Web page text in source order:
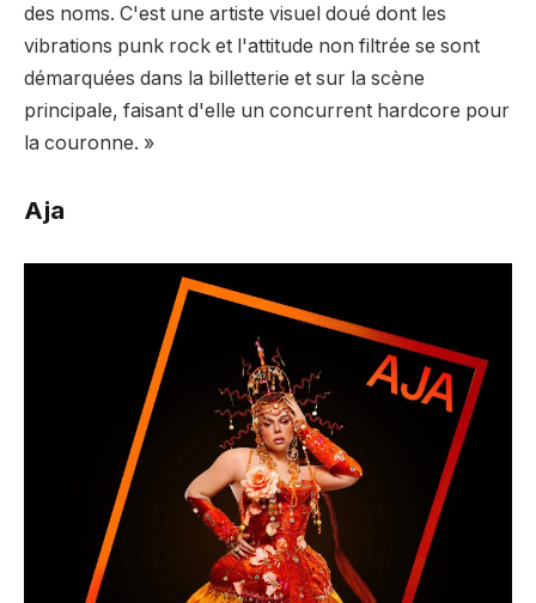
des noms. C'est une artiste visuel doué dont les
vibrations punk rock et l'attitude non filtrée se sont
démarquées dans la billetterie et sur la scène
principale, faisant d'elle un concurrent hardcore pour
la couronne. »
Aja